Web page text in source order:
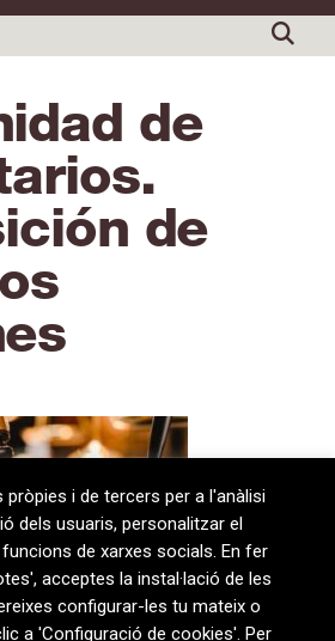
de
de
i de tercers per a l'anàlisi
dels usuaris, personalitzar el
de xarxes socials. En fer
acceptes la instal·lació de les
configurar-les tu mateix o
a 'Configuració de cookies'. Per